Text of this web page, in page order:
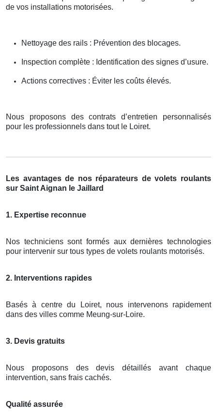
de vos installations motorisées.
Nettoyage des rails : Prévention des blocages.
Inspection complète : Identification des signes d’usure.
Actions correctives : Éviter les coûts élevés.
Nous proposons des contrats d’entretien personnalisés
pour les professionnels dans tout le Loiret.
Les avantages de nos réparateurs de volets roulants
sur Saint Aignan le Jaillard
1. Expertise reconnue
Nos techniciens sont formés aux dernières technologies
pour intervenir sur tous types de volets roulants motorisés.
2. Interventions rapides
Basés à centre du Loiret, nous intervenons rapidement
dans des villes comme Meung-sur-Loire.
3. Devis gratuits
Nous proposons des devis détaillés avant chaque
intervention, sans frais cachés.
Qualité assurée